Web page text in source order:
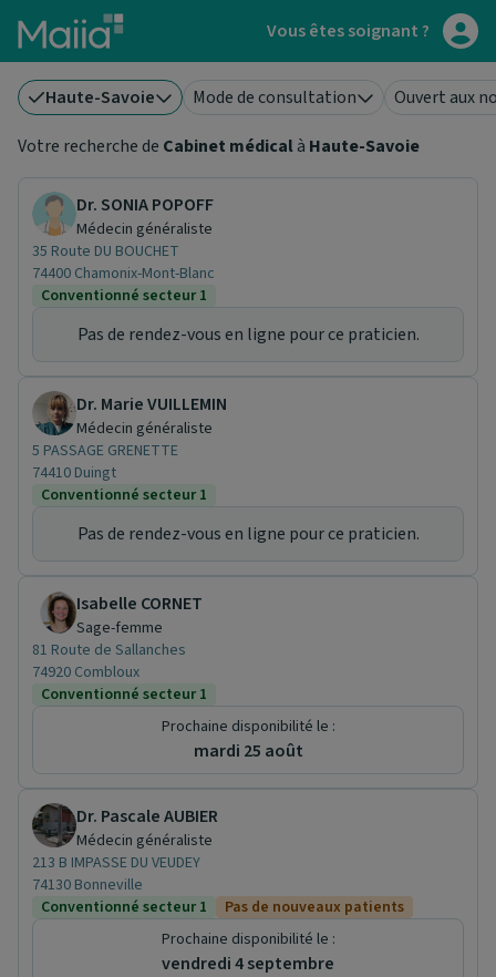
Aller au contenu principal Vous êtes soignant ?
Haute-Savoie Mode de consultation
Ouvert aux
Votre recherche de Cabinet médicalà Haute-Savoie
Dr. SONIA POPOFF
Médecin généraliste
35 Route DU BOUCHET
74400 Chamonix-Mont-Blanc
Conventionné secteur 1
Pas de rendez-vous en ligne pour ce praticien.
Dr. Marie VUILLEMIN
Médecin généraliste
5 PASSAGE GRENETTE
74410 Duingt
Conventionné secteur 1
Pas de rendez-vous en ligne pour ce praticien.
Isabelle CORNET
Sage-femme
81 Route de Sallanches
74920 Combloux
Conventionné secteur 1
Prochaine disponibilité le :
mardi 25 août
Dr. Pascale AUBIER
Médecin généraliste
213 B IMPASSE DU VEUDEY
74130 Bonneville
Conventionné secteur 1
Pas de nouveaux patients
Prochaine disponibilité le :
vendredi 4 septembre